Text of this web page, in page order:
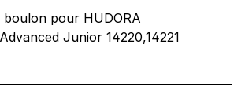
boulon pour HUDORA
Junior 14220,14221